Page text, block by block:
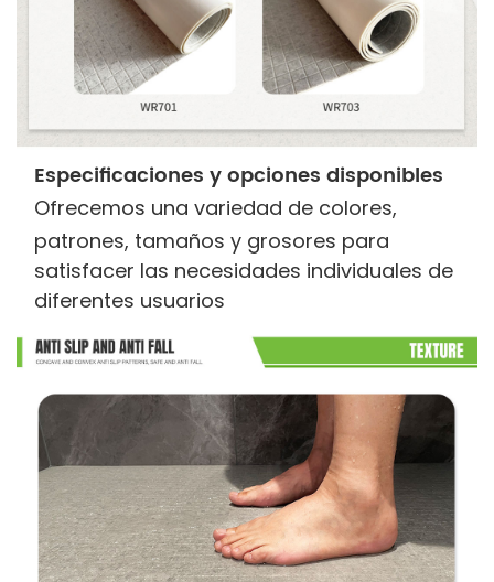
Especificaciones y opciones disponibles
Ofrecemos una variedad de colores,
patrones, tamaños y grosores para
satisfacer las necesidades individuales de
diferentes usuarios